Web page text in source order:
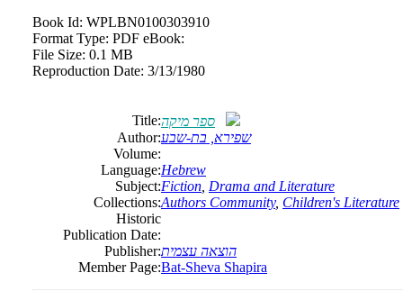
Book Id: WPLBN0100303910
Format Type: PDF eBook:
File Size: 0.1 MB
Reproduction Date: 3/13/1980
Title:ספר מיקה
Author:שפירא, בת-שבע
Volume:
Language:Hebrew
Subject:Fiction Drama and Literature
Collections:Authors Community, Children's Literature
Historic
Publication Date:
Publisher:הוצאה עצמית
Member Page:Bat-Sheva Shapira